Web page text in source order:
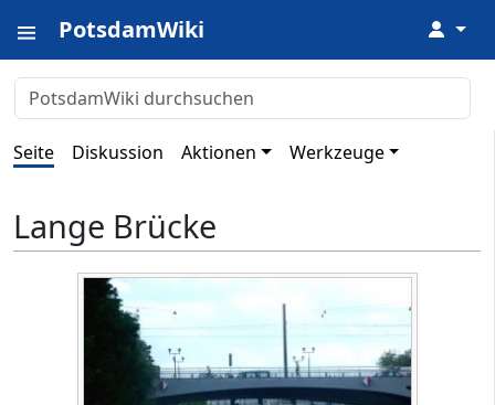
PotsdamWiki ↓
Seite Diskussion Aktionen Werkzeuge
Lange Brücke